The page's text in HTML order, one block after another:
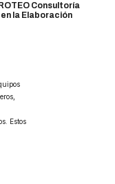
Consultoría
en la Elaboración
Estos